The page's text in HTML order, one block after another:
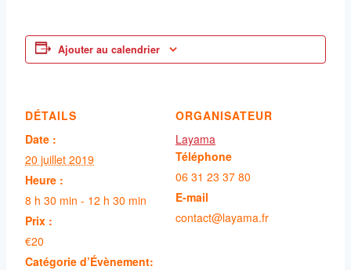
Ajouter au calendrier
DÉTAILS
Date :
20 juillet 2019
Heure :
8 h 30 min - 12 h 30 min
Prix :
€20
Catégorie d’Évènement:
ORGANISATEUR
Layama
Téléphone
06 31 23 37 80
E-mail
contact@layama.fr